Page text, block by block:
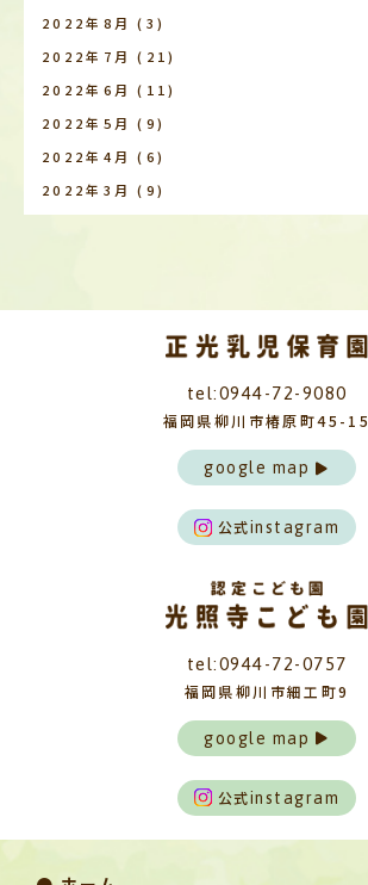
2022年8月 (3)
2022年7月 (21)
2022年6月 (11)
2022年5月 (9)
2022年4月 (6)
2022年3月 (9)
tel:0944-72-9080
福岡県柳川市椿原町45-15
google map
公式instagram
tel:0944-72-0757
福岡県柳川市細工町9
google map
公式instagram